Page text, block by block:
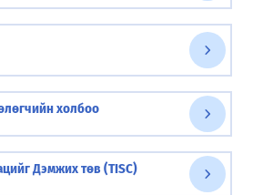
холбоо
Дэмжих төв (TISC)